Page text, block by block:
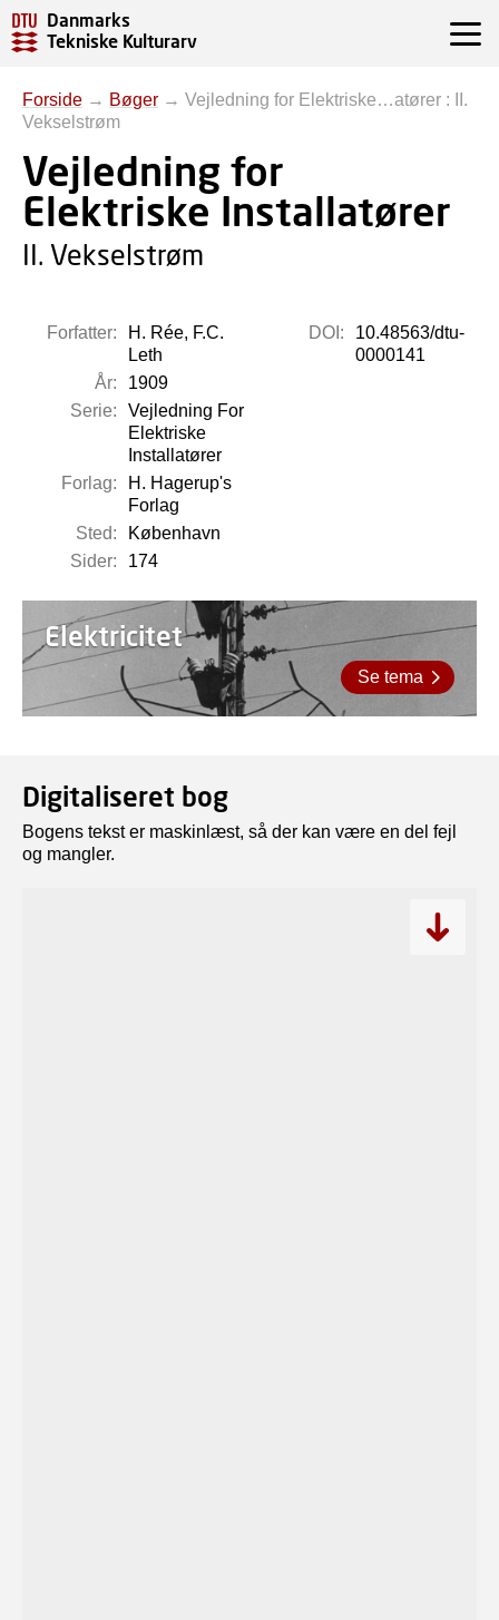
Danmarks
Tekniske Kulturarv
Forside → Bøger → Vejledning for Elektriske…atører : II.
Vekselstrøm
Vejledning for
Elektriske Installatører
II. Vekselstrøm
Forfatter:
H. Rée, F.C.
Leth
År:
1909
Serie:
Vejledning For
Elektriske
Installatører
Forlag:
H. Hagerup's
Forlag
Sted:
København
Sider:
174
DOI:
10.48563/dtu-
0000141
Elektricitet
Se tema
Digitaliseret bog
Bogens tekst er maskinlæst, så der kan være en del fejl
og mangler.